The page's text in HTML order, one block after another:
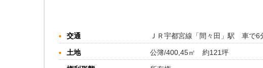
交通 ＪＲ宇都宮線「間々田」駅 車で6
土地 公簿/400,45㎡ 約121坪